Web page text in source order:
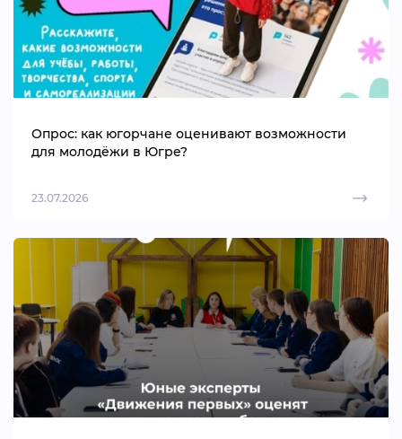
Опрос: как югорчане оценивают возможности
для молодёжи в Югре?
23.07.2026